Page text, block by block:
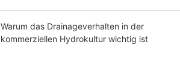
Warum das Drainageverhalten in der
kommerziellen Hydrokultur wichtig ist